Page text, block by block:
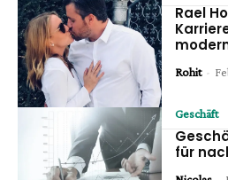
Rael
Rohit -
Geschäft
für